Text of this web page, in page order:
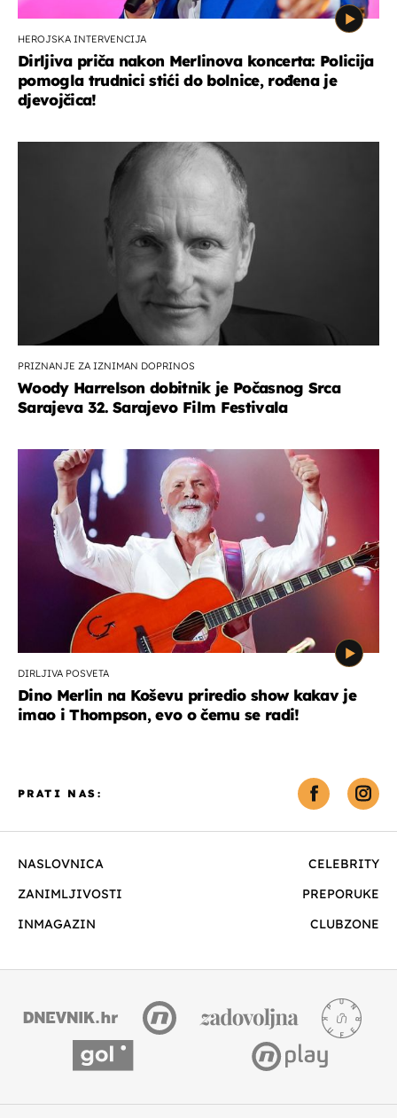
HEROJSKA INTERVENCIJA
Dirljiva priča nakon Merlinova koncerta: Policija
pomogla trudnici stići do bolnice, rođena je
djevojčica!
PRIZNANJE ZA IZNIMAN DOPRINOS
Woody Harrelson dobitnik je Počasnog Srca
Sarajeva 32. Sarajevo Film Festivala
DIRLJIVA POSVETA
Dino Merlin na Koševu priredio show kakav je
imao i Thompson, evo o čemu se radi!
NASLOVNICA
CELEBRITY
ZANIMLJIVOSTI
PREPORUKE
INMAGAZIN
CLUBZONE
PRATI NAS: